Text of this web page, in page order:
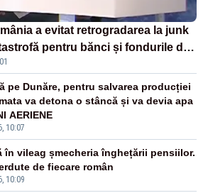
a evitat retrogradarea la junk
pentru bănci și fondurile de
10:07
pe Dunăre, pentru salvarea producției
va detona o stâncă și va devia apa
AERIENE
10:09
în vileag șmecheria înghețării pensiilor.
de fiecare român